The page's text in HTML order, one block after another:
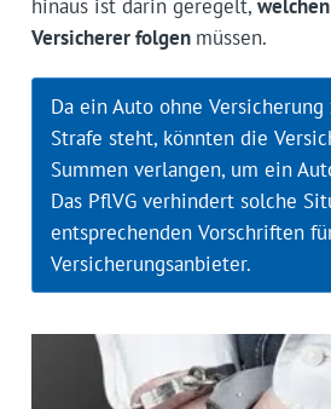
hinaus ist darin geregelt,
Versicherer folgen müssen.
Da ein Auto ohne
Strafe steht, könnten die
Summen verlangen, um ein
Das PflVG verhindert solche
entsprechenden Vorschriften
Versicherungsanbieter.